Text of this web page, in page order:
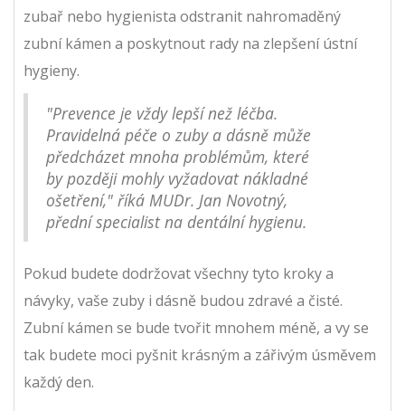
zubař nebo hygienista odstranit nahromaděný
zubní kámen a poskytnout rady na zlepšení ústní
hygieny.
"Prevence je vždy lepší než léčba.
Pravidelná péče o zuby a dásně může
předcházet mnoha problémům, které
by později mohly vyžadovat nákladné
ošetření," říká MUDr. Jan Novotný,
přední specialist na dentální hygienu.
Pokud budete dodržovat všechny tyto kroky a
návyky, vaše zuby i dásně budou zdravé a čisté.
Zubní kámen se bude tvořit mnohem méně, a vy se
tak budete moci pyšnit krásným a zářivým úsměvem
každý den.